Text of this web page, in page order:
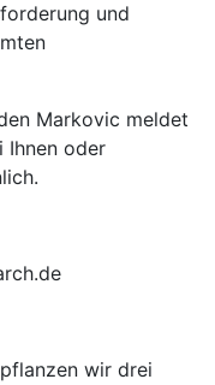
und
Markovic meldet
Ihnen oder
wir drei